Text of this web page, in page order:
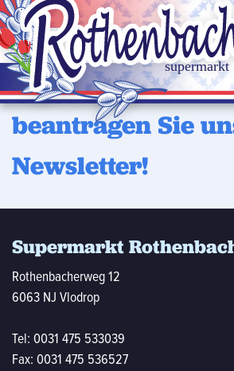
Möchten Sie
neuen Angebote
beantragen Sie
Newsletter!
Supermarkt
Rothenbacherweg 12
6063 NJ Vlodrop
Tel: 0031 475 533039
Fax: 0031 475 536527